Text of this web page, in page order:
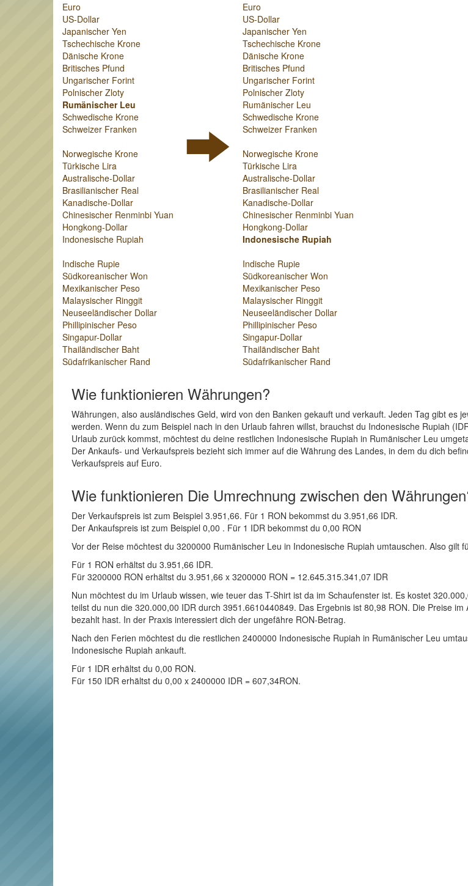
Euro
US-Dollar
Japanischer Yen
Tschechische Krone
Dänische Krone
Britisches Pfund
Ungarischer Forint
Polnischer Zloty
Rumänischer Leu
Schwedische Krone
Schweizer Franken
Norwegische Krone
Türkische Lira
Australische-Dollar
Brasilianischer Real
Kanadische-Dollar
Chinesischer Renminbi Yuan
Hongkong-Dollar
Indonesische Rupiah
Indische Rupie
Südkoreanischer Won
Mexikanischer Peso
Malaysischer Ringgit
Neuseeländischer Dollar
Phillipinischer Peso
Singapur-Dollar
Thailändischer Baht
Südafrikanischer Rand
Euro
US-Dollar
Japanischer Yen
Tschechische Krone
Dänische Krone
Britisches Pfund
Ungarischer Forint
Polnischer Zloty
Rumänischer Leu
Schwedische Krone
Schweizer Franken
Norwegische Krone
Türkische Lira
Australische-Dollar
Brasilianischer Real
Kanadische-Dollar
Chinesischer Renminbi Yuan
Hongkong-Dollar
Indonesische Rupiah
Indische Rupie
Südkoreanischer Won
Mexikanischer Peso
Malaysischer Ringgit
Neuseeländischer Dollar
Phillipinischer Peso
Singapur-Dollar
Thailändischer Baht
Südafrikanischer Rand
Wie funktionieren Währungen?
Währungen, also ausländisches Geld, wird von den Banken gekauft und verkauft. Jeden Tag gibt es
werden. Wenn du zum Beispiel nach in den Urlaub fahren willst, brauchst du Indonesische Rupiah
Urlaub zurück kommst, möchtest du deine restlichen Indonesische Rupiah in Rumänischer Leu
Der Ankaufs- und Verkaufspreis bezieht sich immer auf die Währung des Landes, in dem du dich
Verkaufspreis auf Euro.
Wie funktionieren Die Umrechnung zwischen den
Der Verkaufspreis ist zum Beispiel 3.951,66. Für 1 RON bekommst du 3.951,66 IDR.
Der Ankaufspreis ist zum Beispiel 0,00 . Für 1 IDR bekommst du 0,00 RON
Vor der Reise möchtest du 3200000 Rumänischer Leu in Indonesische Rupiah umtauschen. Also
Für 1 RON erhältst du 3.951,66 IDR.
Für 3200000 RON erhältst du 3.951,66 x 3200000 RON = 12.645.315.341,07 IDR
Nun möchtest du im Urlaub wissen, wie teuer das T-Shirt ist da im Schaufenster ist. Es kostet
teilst du nun die 320.000,00 IDR durch 3951.6610440849. Das Ergebnis ist 80,98 RON. Die Preise
bezahlt hast. In der Praxis interessiert dich der ungefähre RON-Betrag.
Nach den Ferien möchtest du die restlichen 2400000 Indonesische Rupiah in Rumänischer Leu
Indonesische Rupiah ankauft.
Für 1 IDR erhältst du 0,00 RON.
Für 150 IDR erhältst du 0,00 x 2400000 IDR = 607,34RON.